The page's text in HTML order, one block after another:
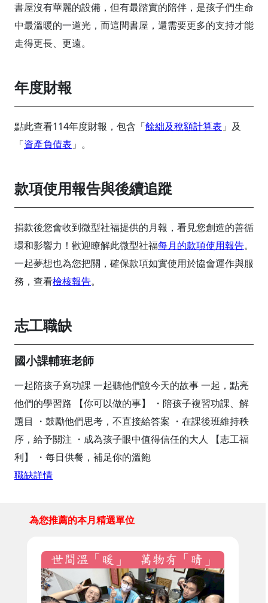
書屋沒有華麗的設備，但有最踏實的陪伴，是孩子們生命
中最溫暖的一道光，而這間書屋，還需要更多的支持才能
走得更長、更遠。
年度財報
點此查看114年度財報，包含「餘絀及稅額計算表 」及
「資產負債表 」。
款項使用報告與後續追蹤
捐款後您會收到微型社福提供的月報，看見您創造的善循
環和影響力！歡迎瞭解此微型社福每月的款項使用報告。
一起夢想也為您把關，確保款項如實使用於協會運作與服
務，查看檢核報告。
志工職缺
國小課輔班老師
一起陪孩子寫功課 一起聽他們說今天的故事 一起，點亮
他們的學習路 【你可以做的事】 ・陪孩子複習功課、解
題目 ・鼓勵他們思考，不直接給答案 ・在課後班維持秩
序，給予關注 ・成為孩子眼中值得信任的大人 【志工福
利】 ・每日供餐，補足你的溫飽
職缺詳情
為您推薦的本月精選單位